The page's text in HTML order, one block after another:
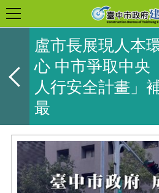
盧市長展現人本
心 中市爭取中央
人行安全計畫」
最